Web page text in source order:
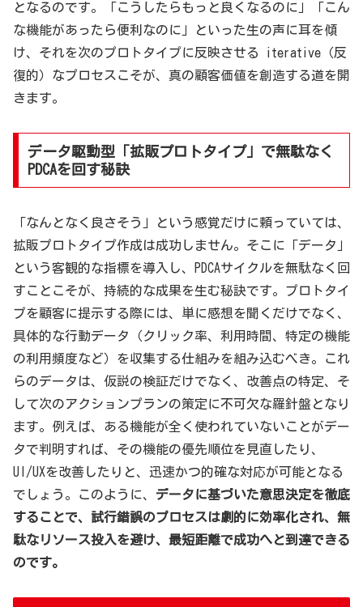
となるのです。「こうしたらもっと良くなるのに」「こん
な機能があったら便利なのに」といった生の声に耳を傾
け、それを次のプロトタイプに反映させる iterative（反
復的）なプロセスこそが、真の顧客価値を創造する道を開
きます。
データ駆動型「拡販プロトタイプ」で無駄なく
PDCAを回す秘訣
「なんとなく良さそう」という感覚だけに頼っていては、
拡販プロトタイプ作成は成功しません。そこに「データ」
という客観的な指標を導入し、PDCAサイクルを無駄なく回
すことこそが、持続的な成果を生む秘訣です。プロトタイ
プを顧客に提示する際には、単に感想を聞くだけでなく、
具体的な行動データ（クリック率、利用時間、特定の機能
の利用頻度など）を収集する仕組みを組み込むべき。これ
らのデータは、仮説の検証だけでなく、改善点の特定、そ
して次のアクションプランの策定に不可欠な羅針盤となり
ます。例えば、ある機能が全く使われていないことがデー
タで判明すれば、その機能の優先順位を見直したり、
UI/UXを改善したりと、迅速かつ的確な対応が可能となる
でしょう。このように、 データに基づいた意思決定を徹底
することで、試行錯誤のプロセスは劇的に効率化され、無
駄なリソース投入を避け、最短距離で成功へと到達できる
のです。